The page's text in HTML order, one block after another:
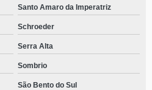
Santo Amaro da Imperatriz
Schroeder
Serra Alta
Sombrio
São Bento do Sul